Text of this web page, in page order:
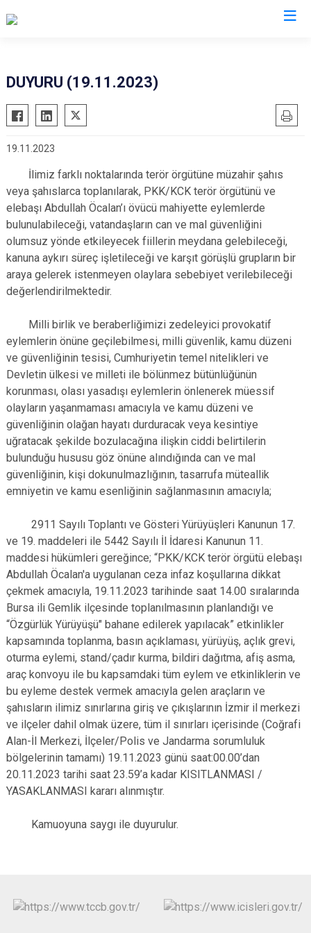
Aliağa
Balçova
Bayındır
Bergama
Beydağ
Bornova
Buca
Çeşme
Çiğli
Karaburun
Karşıyaka
Kemalpaşa
Kınık
Kiraz
Konak
Seferihisar
Selçuk
Tire
Torbalı
Urla
Bayraklı
DUYURU (19.11.2023)
19.11.2023
İlimiz farklı noktalarında terör örgütüne müzahir şahıs
veya şahıslarca toplanılarak, PKK/KCK terör örgütünü ve
elebaşı Abdullah Öcalan’ı övücü mahiyette eylemlerde
bulunulabileceği, vatandaşların can ve mal güvenliğini
olumsuz yönde etkileyecek fiillerin meydana gelebileceği,
kanuna aykırı süreç işletileceği ve karşıt görüşlü grupların bir
araya gelerek istenmeyen olaylara sebebiyet verilebileceği
değerlendirilmektedir.
Milli birlik ve beraberliğimizi zedeleyici provokatif
eylemlerin önüne geçilebilmesi, milli güvenlik, kamu düzeni
ve güvenliğinin tesisi, Cumhuriyetin temel nitelikleri ve
Devletin ülkesi ve milleti ile bölünmez bütünlüğünün
korunması, olası yasadışı eylemlerin önlenerek müessif
olayların yaşanmaması amacıyla ve kamu düzeni ve
güvenliğinin olağan hayatı durduracak veya kesintiye
uğratacak şekilde bozulacağına ilişkin ciddi belirtilerin
bulunduğu hususu göz önüne alındığında can ve mal
güvenliğinin, kişi dokunulmazlığının, tasarrufa müteallik
emniyetin ve kamu esenliğinin sağlanmasının amacıyla;
2911 Sayılı Toplantı ve Gösteri Yürüyüşleri Kanunun 17.
ve 19. maddeleri ile 5442 Sayılı İl İdaresi Kanunun 11.
maddesi hükümleri gereğince; “PKK/KCK terör örgütü elebaşı
Abdullah Öcalan'a uygulanan ceza infaz koşullarına dikkat
çekmek amacıyla, 19.11.2023 tarihinde saat 14.00 sıralarında
Bursa ili Gemlik ilçesinde toplanılmasının planlandığı ve
“Özgürlük Yürüyüşü" bahane edilerek yapılacak” etkinlikler
kapsamında toplanma, basın açıklaması, yürüyüş, açlık grevi,
oturma eylemi, stand/çadır kurma, bildiri dağıtma, afiş asma,
araç konvoyu ile bu kapsamdaki tüm eylem ve etkinliklerin ve
bu eyleme destek vermek amacıyla gelen araçların ve
şahısların ilimiz sınırlarına giriş ve çıkışlarının İzmir il merkezi
ve ilçeler dahil olmak üzere, tüm il sınırları içerisinde (Coğrafi
Alan-İl Merkezi, İlçeler/Polis ve Jandarma sorumluluk
bölgelerinin tamamı) 19.11.2023 günü saat:00.00’dan
20.11.2023 tarihi saat 23.59’a kadar KISITLANMASI /
YASAKLANMASI kararı alınmıştır.
Kamuoyuna saygı ile duyurulur.